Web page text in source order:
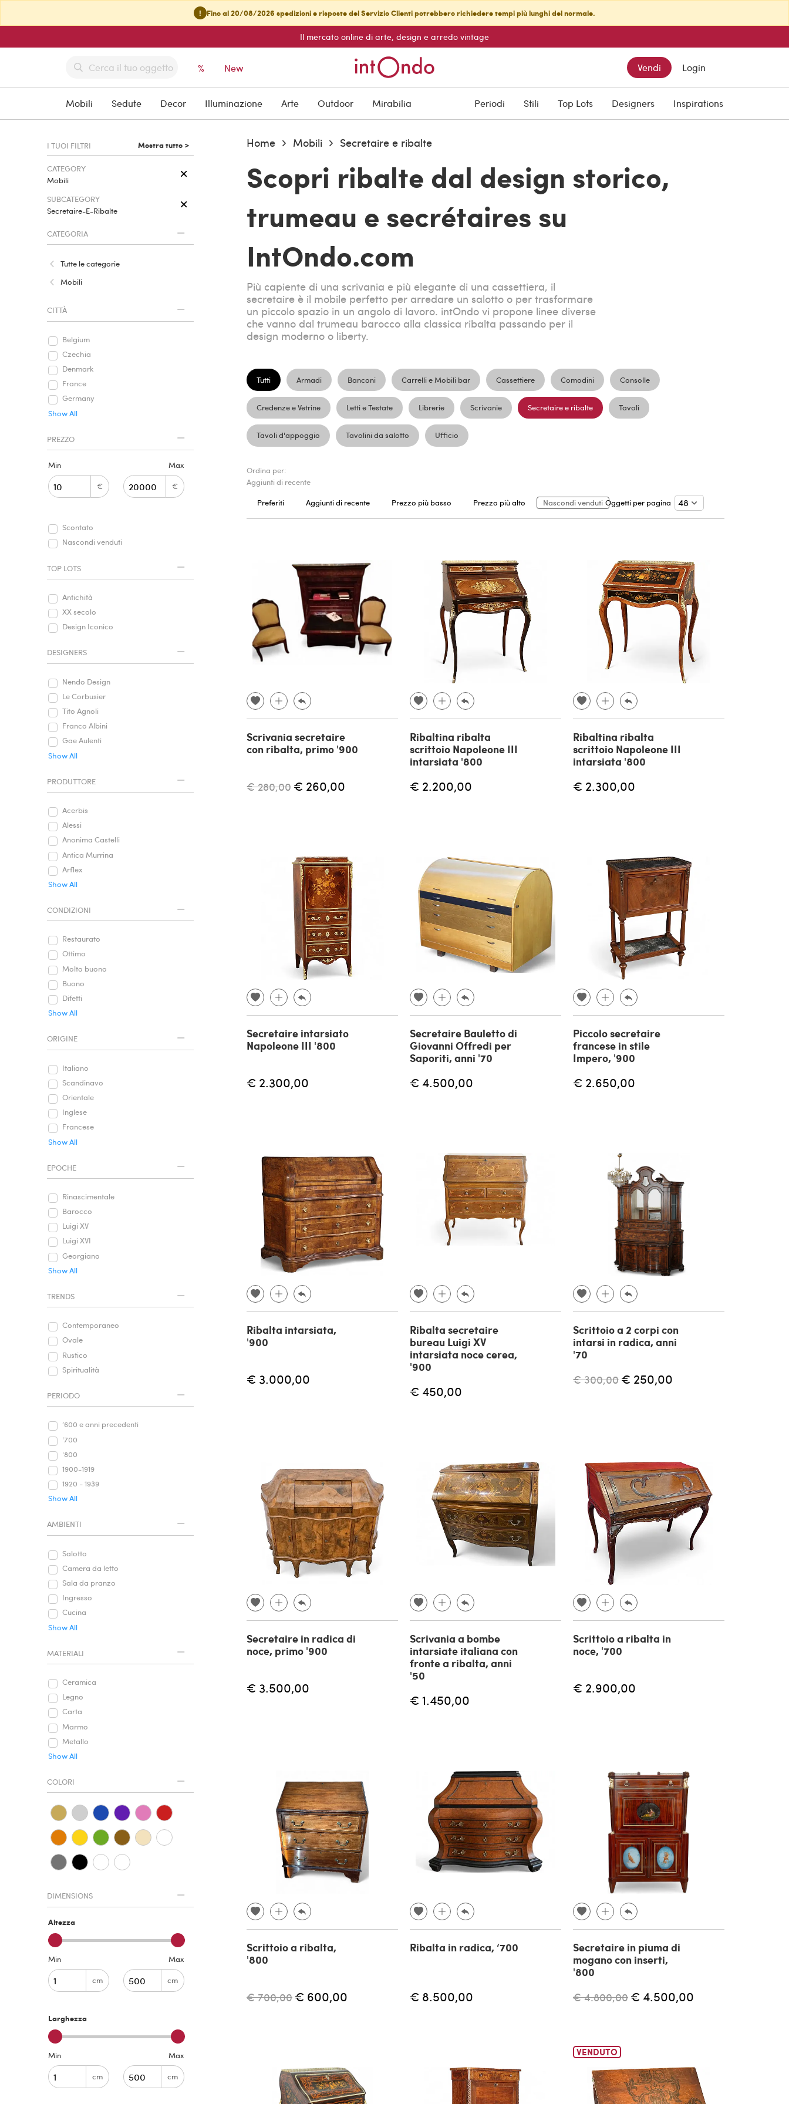
! Fino al 20/08/2026 spedizioni e risposte del Servizio Clienti potrebbero richiedere tempi più lunghi del normale.
Il mercato online di arte, design e arredo vintage
% New Vendi Login
Mobili Sedute Decor Illuminazione Arte Outdoor Mirabilia Periodi Stili Top Lots Designers Inspirations
I TUOI FILTRI Mostra tutto >
CATEGORY
Mobili
SUBCATEGORY
Secretaire-E-Ribalte
CATEGORIA
Tutte le categorie
Mobili
CITTÀ
Belgium
Czechia
Denmark
France
Germany
Show All
PREZZO
Min
€
Max
€
Scontato
Nascondi venduti
TOP LOTS
Antichità
XX secolo
Design Iconico
DESIGNERS
Nendo Design
Le Corbusier
Tito Agnoli
Franco Albini
Gae Aulenti
Show All
PRODUTTORE
Acerbis
Alessi
Anonima Castelli
Antica Murrina
Arflex
Show All
CONDIZIONI
Restaurato
Ottimo
Molto buono
Buono
Difetti
Show All
ORIGINE
Italiano
Scandinavo
Orientale
Inglese
Francese
Show All
EPOCHE
Rinascimentale
Barocco
Luigi XV
Luigi XVI
Georgiano
Show All
TRENDS
Contemporaneo
Ovale
Rustico
Spiritualità
PERIODO
‘600 e anni precedenti
'700
'800
1900-1919
1920 - 1939
Show All
AMBIENTI
Salotto
Camera da letto
Sala da pranzo
Ingresso
Cucina
Show All
MATERIALI
Ceramica
Legno
Carta
Marmo
Metallo
Show All
COLORI
DIMENSIONS
Altezza
Min
cm
Max
cm
Larghezza
Min
cm
Max
cm
Home Mobili Secretaire e ribalte
Scopri ribalte dal design storico,
trumeau e secrétaires su
IntOndo.com
Più capiente di una scrivania e più elegante di una cassettiera, il
secretaire è il mobile perfetto per arredare un salotto o per trasformare
un piccolo spazio in un angolo di lavoro. intOndo vi propone linee diverse
che vanno dal trumeau barocco alla classica ribalta passando per il
design moderno o liberty.
Tutti Armadi Banconi Carrelli e Mobili bar Cassettiere Comodini Consolle
Credenze e Vetrine Letti e Testate Librerie Scrivanie Secretaire e ribalte Tavoli
Tavoli d'appoggio Tavolini da salotto Ufficio
Ordina per:
Aggiunti di recente
Preferiti
Aggiunti di recente Prezzo più basso Prezzo più alto Nascondi venduti Oggetti per pagina
Scrivania secretaire
con ribalta, primo '900
€ 280,00 € 260,00
Ribaltina ribalta
scrittoio Napoleone III
intarsiata '800
€ 2.200,00
Ribaltina ribalta
scrittoio Napoleone III
intarsiata '800
€ 2.300,00
Secretaire intarsiato
Napoleone III '800
€ 2.300,00
Secretaire Bauletto di
Giovanni Offredi per
Saporiti, anni '70
€ 4.500,00
Piccolo secretaire
francese in stile
Impero, '900
€ 2.650,00
Ribalta intarsiata,
'900
€ 3.000,00
Ribalta secretaire
bureau Luigi XV
intarsiata noce cerea,
'900
€ 450,00
Scrittoio a 2 corpi con
intarsi in radica, anni
'70
€ 300,00 € 250,00
Secretaire in radica di
noce, primo '900
€ 3.500,00
Scrivania a bombe
intarsiate italiana con
fronte a ribalta, anni
'50
€ 1.450,00
Scrittoio a ribalta in
noce, '700
€ 2.900,00
Scrittoio a ribalta,
'800
€ 700,00 € 600,00
Ribalta in radica, ‘700
€ 8.500,00
Secretaire in piuma di
mogano con inserti,
'800
€ 4.800,00 € 4.500,00
VENDUTO